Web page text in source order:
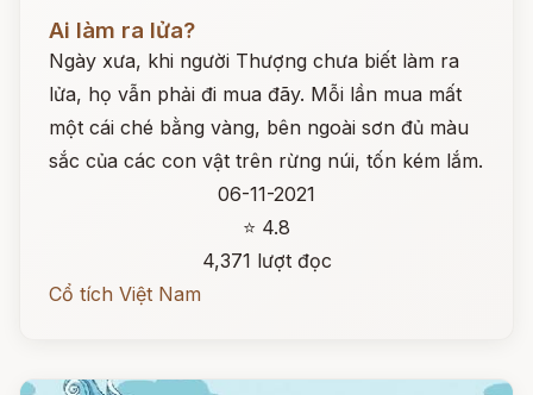
Ai làm ra lửa?
Ngày xưa, khi người Thượng chưa biết làm ra
lửa, họ vẫn phải đi mua đãy. Mỗi lần mua mất
một cái ché bằng vàng, bên ngoài sơn đủ màu
sắc của các con vật trên rừng núi, tốn kém lắm.
06-11-2021
⭐ 4.8
4,371 lượt đọc
Cổ tích Việt Nam